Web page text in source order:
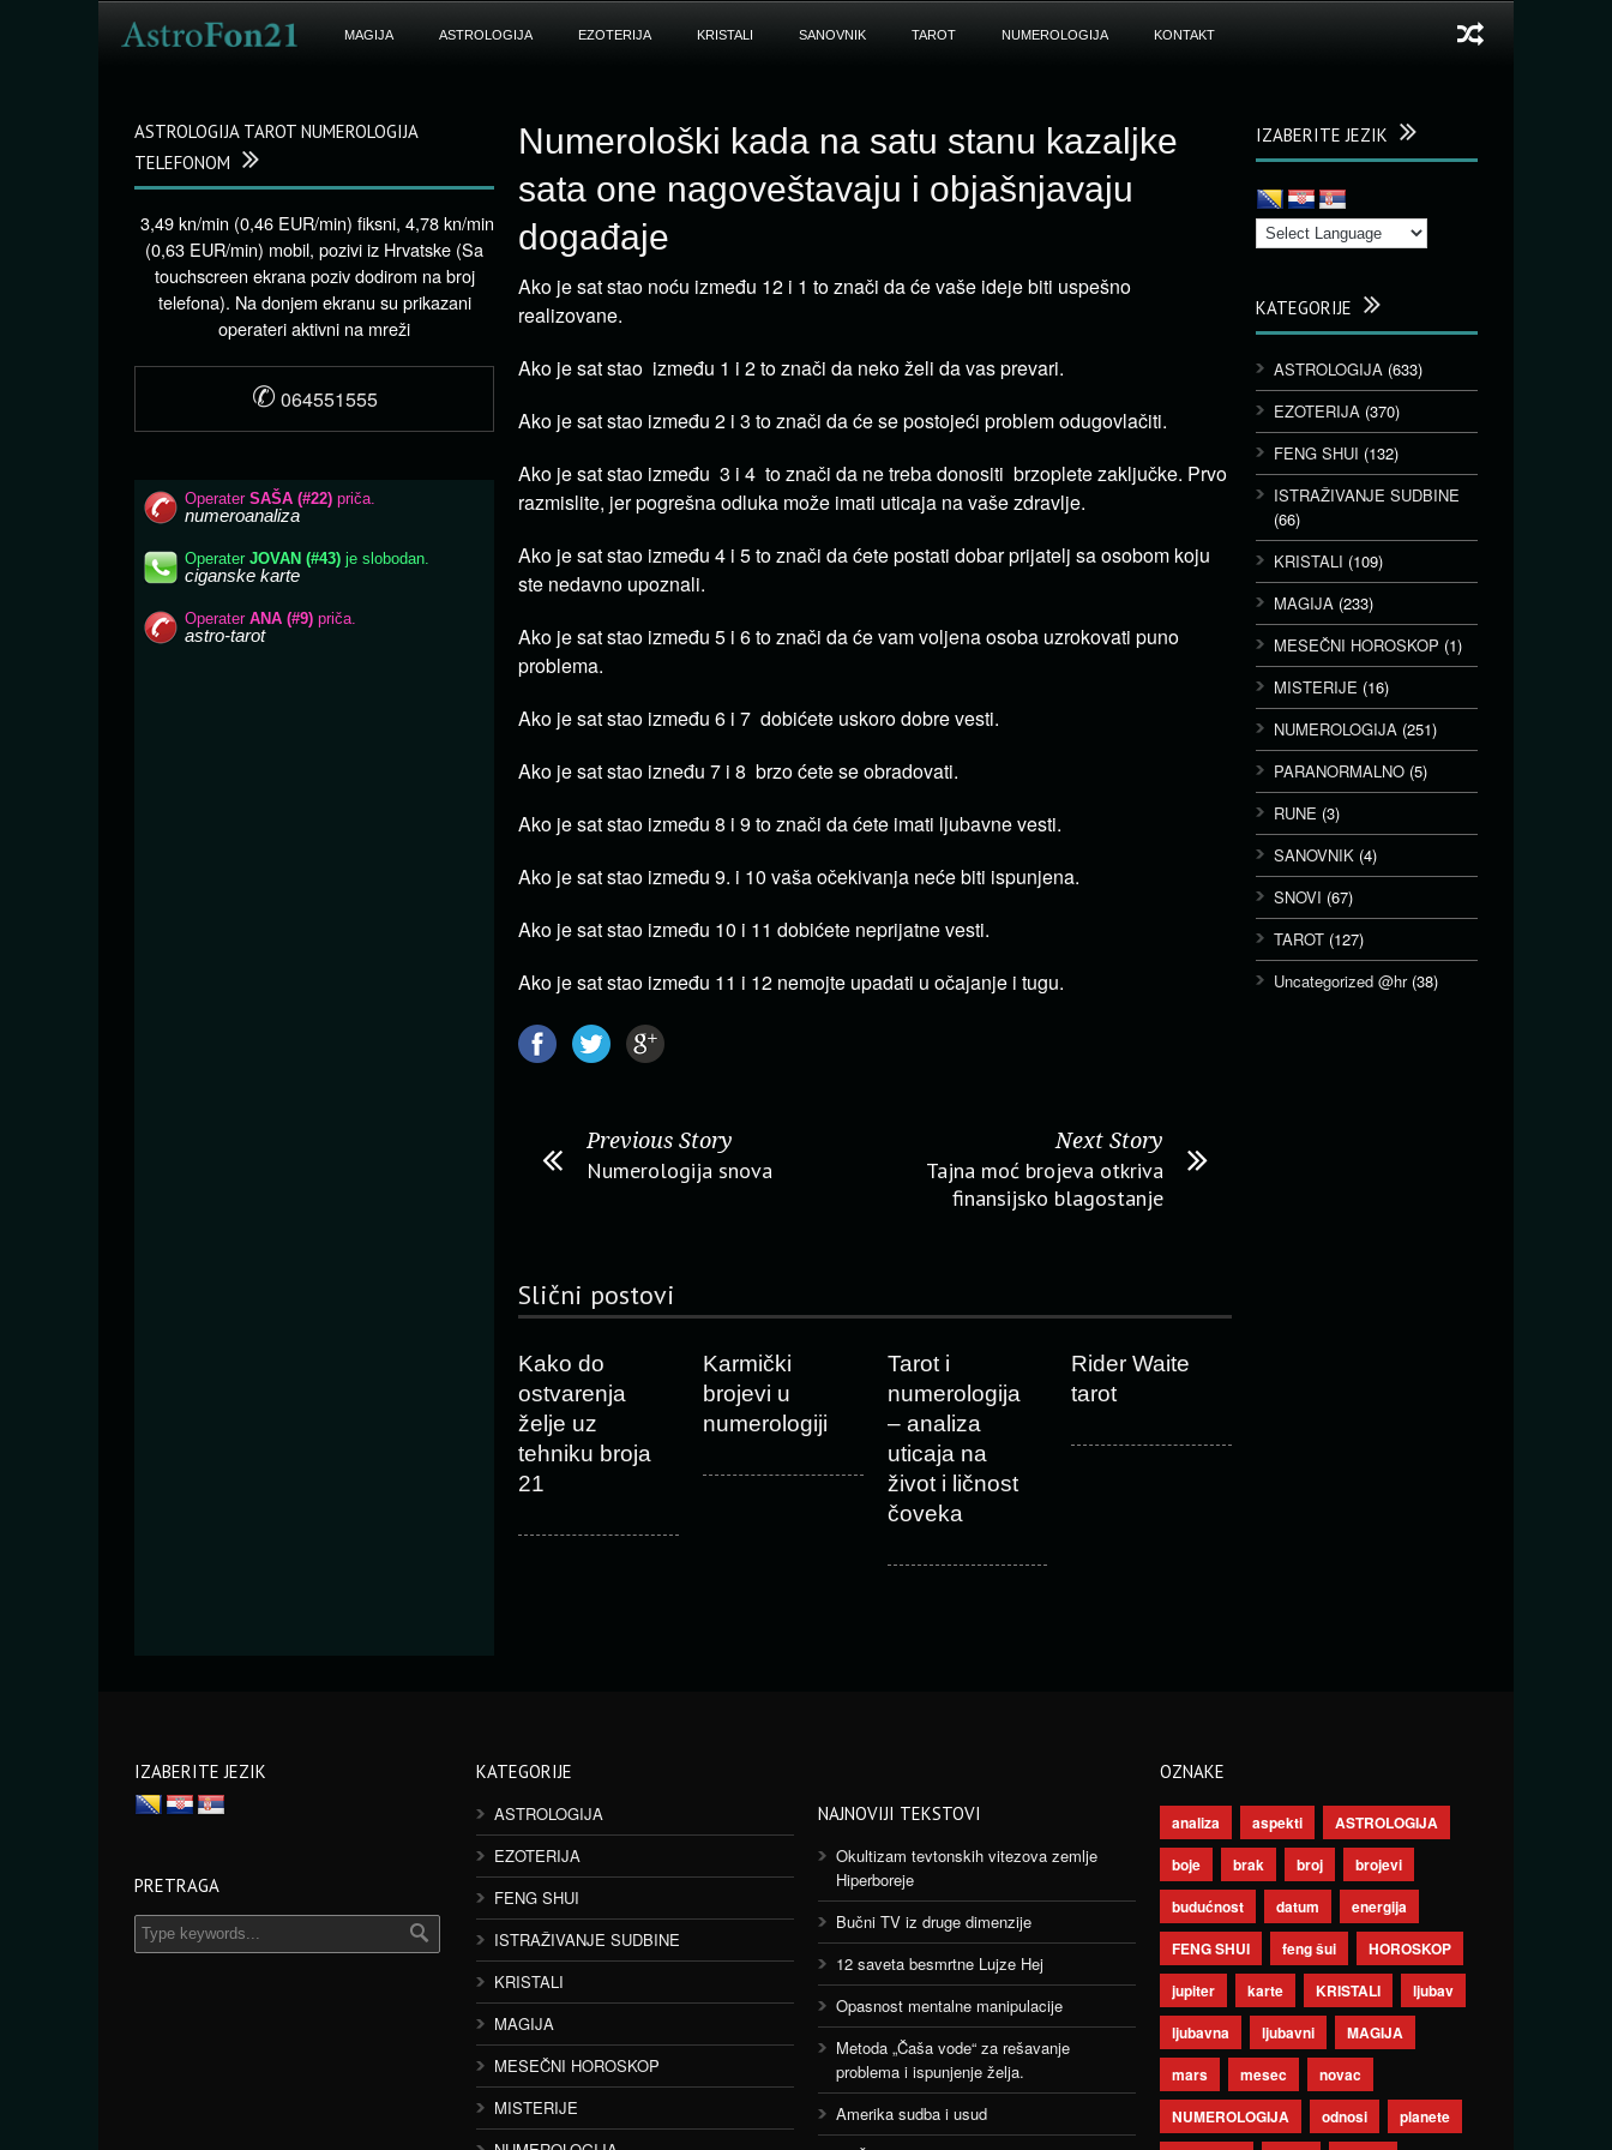
MAGIJA ASTROLOGIJA EZOTERIJA KRISTALI SANOVNIK TAROT NUMEROLOGIJA KONTAKT
Numerološki kada na satu stanu kazaljke
sata one nagoveštavaju i objašnjavaju
događaje
Ako je sat stao noću između 12 i 1 to znači da će vaše ideje biti uspešno
realizovane.
Ako je sat stao između 1 i 2 to znači da neko želi da vas prevari.
Ako je sat stao između 2 i 3 to znači da će se postojeći problem odugovlačiti.
Ako je sat stao između 3 i 4 to znači da ne treba donositi brzoplete zaključke. Prvo
razmislite, jer pogrešna odluka može imati uticaja na vaše zdravlje.
Ako je sat stao između 4 i 5 to znači da ćete postati dobar prijatelj sa osobom koju
ste nedavno upoznali.
Ako je sat stao između 5 i 6 to znači da će vam voljena osoba uzrokovati puno
problema.
Ako je sat stao između 6 i 7 dobićete uskoro dobre vesti.
Ako je sat stao izneđu 7 i 8 brzo ćete se obradovati.
Ako je sat stao između 8 i 9 to znači da ćete imati ljubavne vesti.
Ako je sat stao između 9. i 10 vaša očekivanja neće biti ispunjena.
Ako je sat stao između 10 i 11 dobićete neprijatne vesti.
Ako je sat stao između 11 i 12 nemojte upadati u očajanje i tugu.
Previous Story
Numerologija snova
Next Story
Tajna moć brojeva otkriva
finansijsko blagostanje
Slični postovi
Kako do
ostvarenja
želje uz
tehniku broja
21
Karmički
brojevi u
numerologiji
Tarot i
numerologija
– analiza
uticaja na
život i ličnost
čoveka
Rider Waite
tarot
IZABERITE JEZIK
KATEGORIJE
ASTROLOGIJA (633)
EZOTERIJA (370)
FENG SHUI (132)
ISTRAŽIVANJE SUDBINE
(66)
KRISTALI (109)
MAGIJA (233)
MESEČNI HOROSKOP (1)
MISTERIJE (16)
NUMEROLOGIJA (251)
PARANORMALNO (5)
RUNE (3)
SANOVNIK (4)
SNOVI (67)
TAROT (127)
Uncategorized @hr(38)
ASTROLOGIJA TAROT NUMEROLOGIJA
TELEFONOM
3,49 kn/min (0,46 EUR/min) fiksni, 4,78 kn/min
(0,63 EUR/min) mobil, pozivi iz Hrvatske (Sa
touchscreen ekrana poziv dodirom na broj
telefona). Na donjem ekranu su prikazani
operateri aktivni na mreži
✆ 064551555
IZABERITE JEZIK
PRETRAGA
KATEGORIJE
ASTROLOGIJA
EZOTERIJA
FENG SHUI
ISTRAŽIVANJE SUDBINE
KRISTALI
MAGIJA
MESEČNI HOROSKOP
MISTERIJE
NAJNOVIJI TEKSTOVI
Okultizam tevtonskih vitezova zemlje
Hiperboreje
Bučni TV iz druge dimenzije
12 saveta besmrtne Lujze Hej
Opasnost mentalne manipulacije
Metoda „Čaša vode“ za rešavanje
problema i ispunjenje želja.
Amerika sudba i usud
OZNAKE
analiza aspekti
ASTROLOGIJA
boje
brak broj
brojevi
budućnost
datum
energija
FENG SHUI
feng šui
HOROSKOP
jupiter
karte KRISTALI
ljubav
ljubavna
ljubavni
MAGIJA
mars
mesec
novac
NUMEROLOGIJA
odnosi
planete